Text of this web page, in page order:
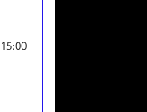
15:00